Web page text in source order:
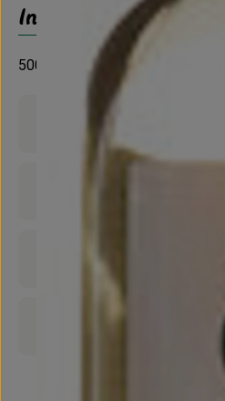
Info
500 ml
Nährwert-Info